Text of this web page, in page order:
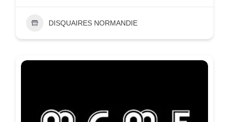
DISQUAIRES NORMANDIE